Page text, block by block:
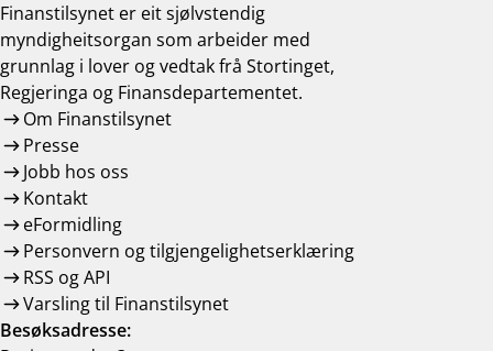
Finanstilsynet er eit sjølvstendig
myndigheitsorgan som arbeider med
grunnlag i lover og vedtak frå Stortinget,
Regjeringa og Finansdepartementet.
Om Finanstilsynet
Presse
Jobb hos oss
Kontakt
eFormidling
Personvern og tilgjengelighetserklæring
RSS og API
Varsling til Finanstilsynet
Besøksadresse: